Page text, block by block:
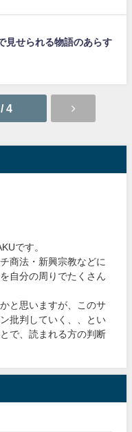
見せられる物語のあらす
4
です。
商法・新興宗教などに
自分の周りでたくさん
と思いますが、このサ
批判していく、、とい
で、読まれる方の判断